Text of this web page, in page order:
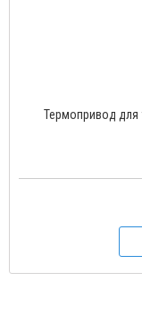
Термопривод для